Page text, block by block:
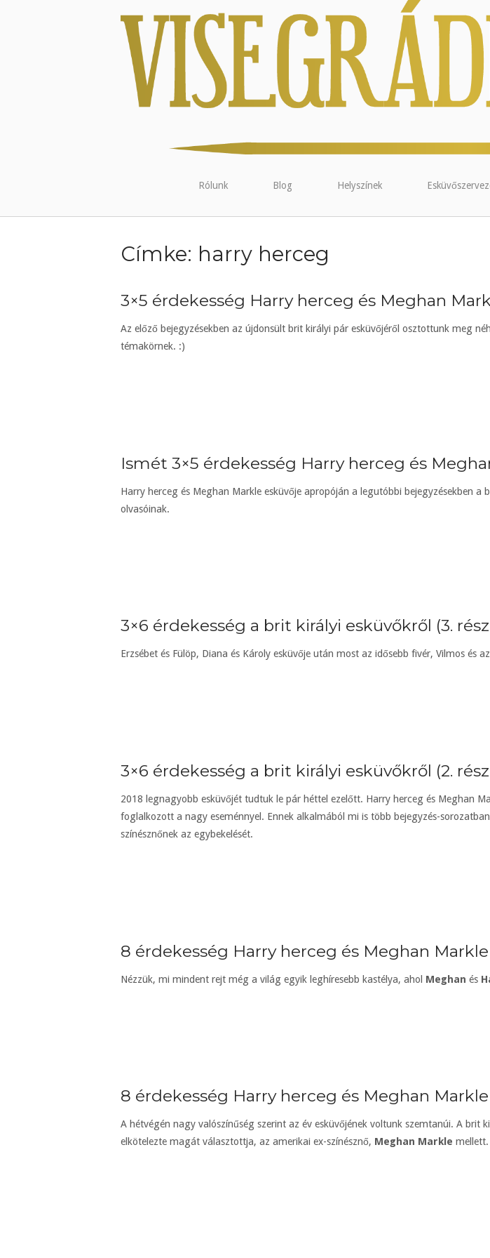
Rólunk Blog Helyszínek
Címke: harry herceg
3×5 érdekesség Harry herceg és Meghan
Az előző bejegyzésekben az újdonsült brit királyi pár esküvőjéről osztottunk meg
témakörnek. :)
Ismét 3×5 érdekesség Harry herceg és
Harry herceg és Meghan Markle esküvője apropóján a legutóbbi bejegyzésekben
olvasóinak.
3×6 érdekesség a brit királyi esküvőkről (3.
Erzsébet és Fülöp, Diana és Károly esküvője után most az idősebb fivér, Vilmos és
3×6 érdekesség a brit királyi esküvőkről (2.
2018 legnagyobb esküvőjét tudtuk le pár héttel ezelőtt. Harry herceg és Meghan
foglalkozott a nagy eseménnyel. Ennek alkalmából mi is több bejegyzés-
színésznőnek az egybekelését.
8 érdekesség Harry herceg és Meghan
Nézzük, mi mindent rejt még a világ egyik leghíresebb kastélya, ahol Meghan és
8 érdekesség Harry herceg és Meghan
A hétvégén nagy valószínűség szerint az év esküvőjének voltunk szemtanúi. A brit
elkötelezte magát választottja, az amerikai ex-színésznő, Meghan Markle mellett.